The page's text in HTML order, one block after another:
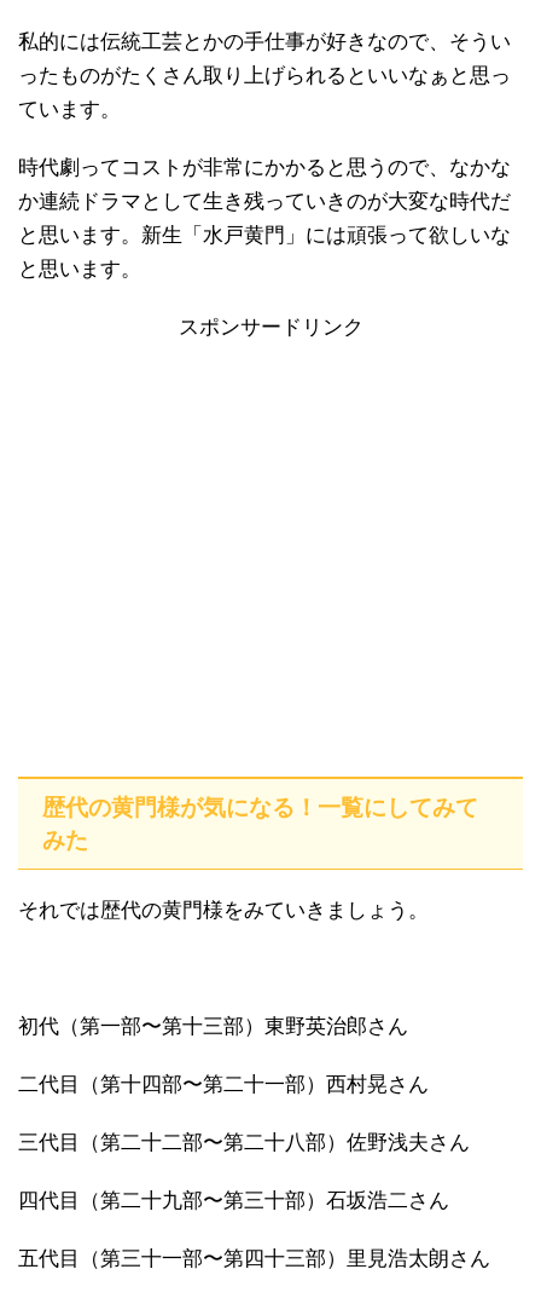
私的には伝統工芸とかの手仕事が好きなので、そうい
ったものがたくさん取り上げられるといいなぁと思っ
ています。
時代劇ってコストが非常にかかると思うので、なかな
か連続ドラマとして生き残っていきのが大変な時代だ
と思います。新生「水戸黄門」には頑張って欲しいな
と思います。
スポンサードリンク
歴代の黄門様が気になる！一覧にしてみて
みた
それでは歴代の黄門様をみていきましょう。
初代（第一部〜第十三部）東野英治郎さん
二代目（第十四部〜第二十一部）西村晃さん
三代目（第二十二部〜第二十八部）佐野浅夫さん
四代目（第二十九部〜第三十部）石坂浩二さん
五代目（第三十一部〜第四十三部）里見浩太朗さん